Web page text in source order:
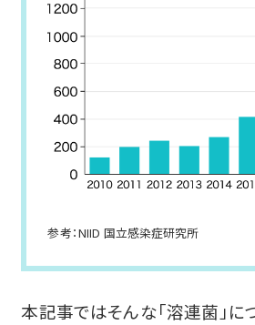
参考：NIID 国立感染症研究所
本記事ではそんな「溶連菌」に